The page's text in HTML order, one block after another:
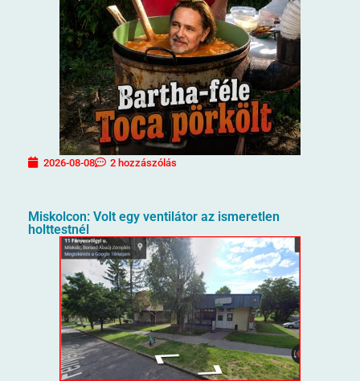
2026-08-08 2 hozzászólás
Miskolcon: Volt egy ventilátor az ismeretlen
holttestnél